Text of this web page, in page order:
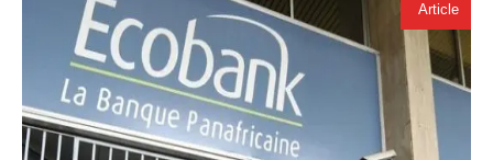
Article